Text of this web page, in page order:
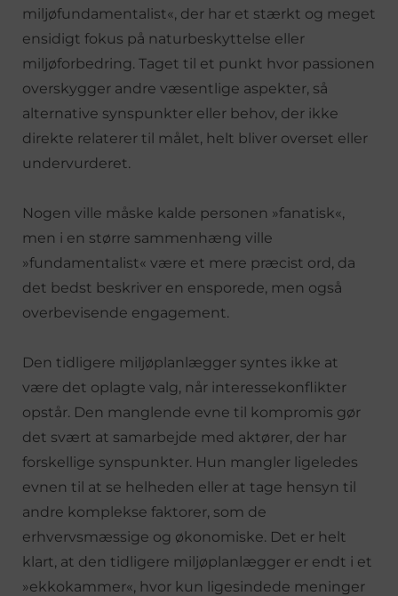
miljøfundamentalist«, der har et stærkt og meget
ensidigt fokus på naturbeskyttelse eller
miljøforbedring. Taget til et punkt hvor passionen
overskygger andre væsentlige aspekter, så
alternative synspunkter eller behov, der ikke
direkte relaterer til målet, helt bliver overset eller
undervurderet.
Nogen ville måske kalde personen »fanatisk«,
men i en større sammenhæng ville
»fundamentalist« være et mere præcist ord, da
det bedst beskriver en ensporede, men også
overbevisende engagement.
Den tidligere miljøplanlægger syntes ikke at
være det oplagte valg, når interessekonflikter
opstår. Den manglende evne til kompromis gør
det svært at samarbejde med aktører, der har
forskellige synspunkter. Hun mangler ligeledes
evnen til at se helheden eller at tage hensyn til
andre komplekse faktorer, som de
erhvervsmæssige og økonomiske. Det er helt
klart, at den tidligere miljøplanlægger er endt i et
»ekkokammer«, hvor kun ligesindede meninger